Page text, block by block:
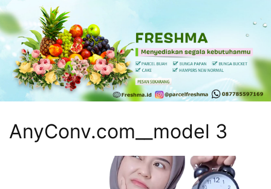
Skip
content
Freshma
Freshma
Parcel
Kasih
buat
AnyConv.com__model 3